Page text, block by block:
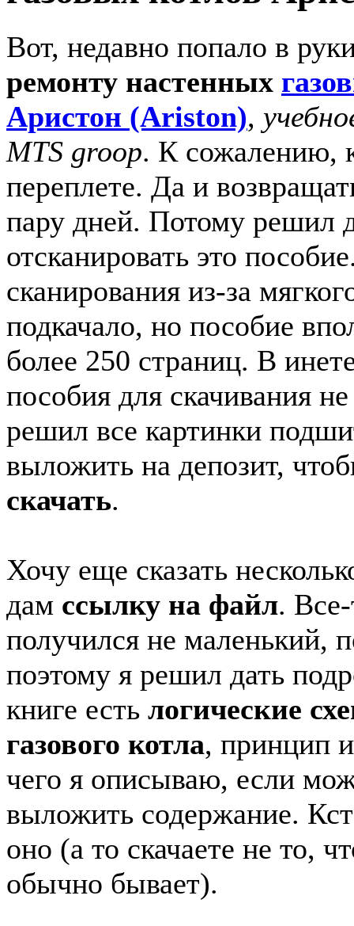
Вот, недавно попало в
ремонту настенных
Аристон (Ariston),
MTS groop. К сожалению,
переплете. Да и
пару дней. Потому решил
отсканировать это
сканирования из-за
подкачало, но пособие
более 250 страниц. В
пособия для скачивания
решил все картинки
выложить на депозит,
скачать.
Хочу еще сказать
дам ссылку на файл.
получился не маленький,
поэтому я решил дать
книге есть логические
газового котла, принцип
чего я описываю, если
выложить содержание.
оно (а то скачаете не то,
обычно бывает).